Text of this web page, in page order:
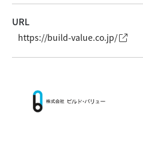
URL
https://build-value.co.jp/